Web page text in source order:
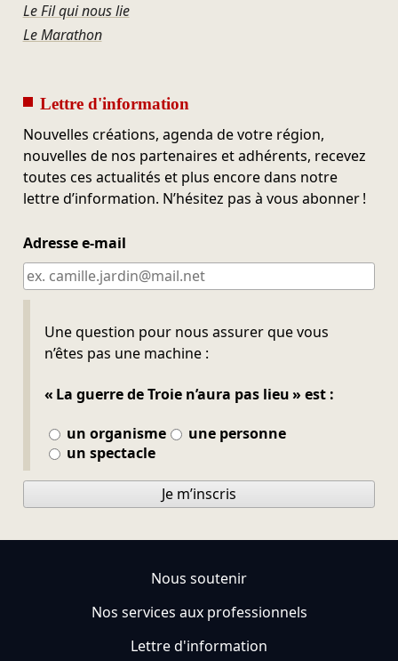
Le Fil qui nous lie
Le Marathon
Lettre d'information
Nouvelles créations, agenda de votre région,
nouvelles de nos partenaires et adhérents, recevez
toutes ces actualités et plus encore dans notre
lettre d’information. N’hésitez pas à vous abonner !
Adresse e-mail
Une question pour nous assurer que vous
n’êtes pas une machine :
« La guerre de Troie n’aura pas lieu » est :
un organisme
une personne
un spectacle
Ne pas remplir
Je m’inscris
Nous soutenir
Nos services aux professionnels
Lettre d'information